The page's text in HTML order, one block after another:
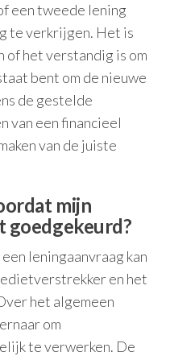
een tweede lening
te verkrijgen. Het is
of het verstandig is om
bent om de nieuwe
de gestelde
van een financieel
van de juiste
mijn
goedgekeurd?
leningaanvraag kan
en het
het algemeen
om
te verwerken. De